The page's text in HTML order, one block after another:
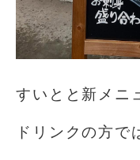
すいとと新メニ
ドリンクの方で